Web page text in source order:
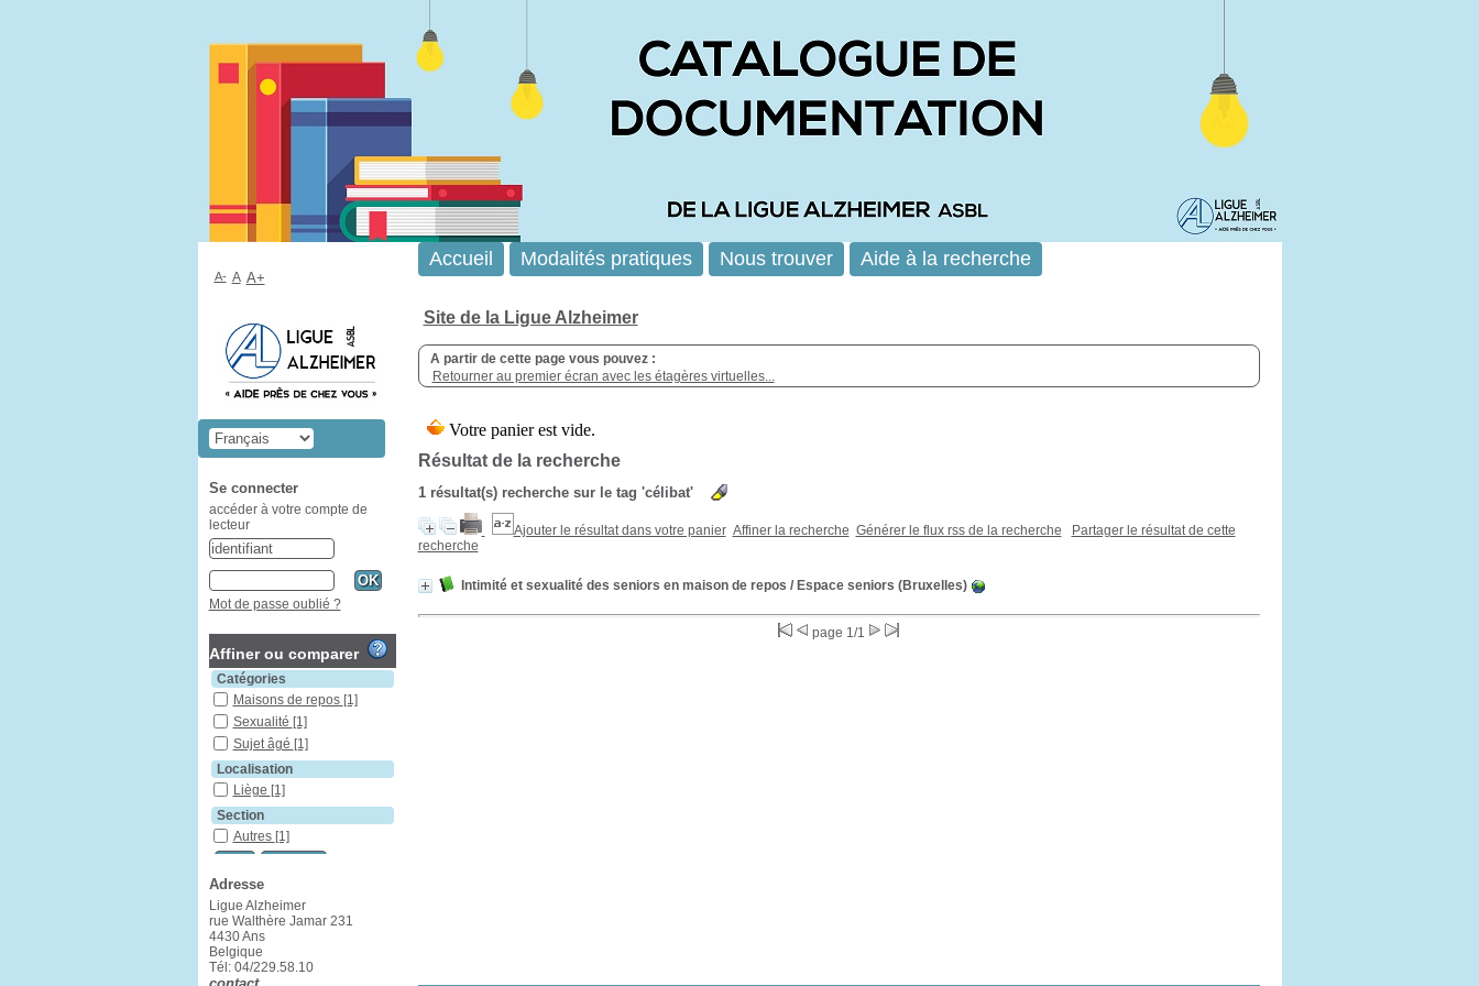
Site de la Ligue Alzheimer
A partir de cette page vous pouvez :
Retourner au premier écran avec les étagères virtuelles...
Résultat de la recherche
1 résultat(s) recherche sur le tag 'célibat'
Ajouter le résultat dans votre panier Affiner la recherche Générer le flux rss de la recherche
Partager le résultat de cette
recherche
Intimité et sexualité des seniors en maison de repos / Espace seniors (Bruxelles)
page 1/1
Accueil Modalités pratiques Nous trouver Aide à la recherche
A- A A+
Se connecter
accéder à votre compte de
lecteur
Mot de passe oublié ?
Affiner ou comparer
Catégories
Maisons de repos [1]
Sexualité [1]
Sujet âgé [1]
Localisation
Liège [1]
Section
Autres [1]
Adresse
Ligue Alzheimer
rue Walthère Jamar 231
4430 Ans
Belgique
Tél: 04/229.58.10